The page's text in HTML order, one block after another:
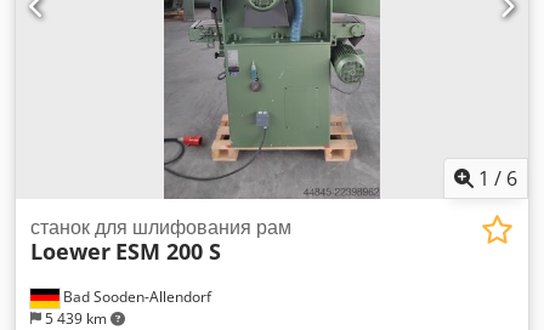
1 / 6
Bad Sooden-Allendorf
5 439 km
станок для шлифования рам
Loewer ESM 200 S